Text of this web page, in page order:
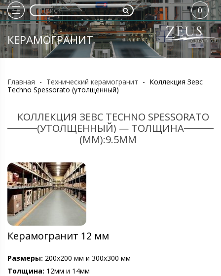
КЕРАМОГРАНИТ
0
Главная - Технический керамогранит - Коллекция Зевс
Techno Spessorato (утолщенный)
КОЛЛЕКЦИЯ ЗЕВС TECHNO SPESSORATO
(УТОЛЩЕННЫЙ) — ТОЛЩИНА
(ММ):9.5ММ
Керамогранит 12 мм
Размеры: 200х200 мм и 300х300 мм
Толщина: 12мм и 14мм